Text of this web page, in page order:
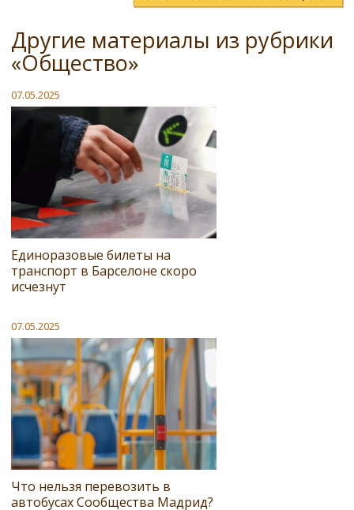
Другие материалы из рубрики
«Общество»
07.05.2025
Единоразовые билеты на
транспорт в Барселоне скоро
исчезнут
07.05.2025
Что нельзя перевозить в
автобусах Сообщества Мадрид?